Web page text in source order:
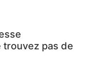
trouvez pas de